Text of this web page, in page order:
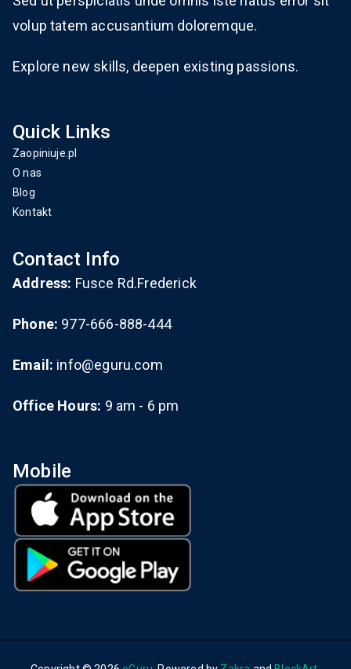
volup tatem accusantium doloremque.
Explore new skills, deepen existing passions.
Quick Links
Zaopiniuje.pl
O nas
Blog
Kontakt
Contact Info
Address: Fusce Rd.Frederick
Phone: 977-666-888-444
Email: info@eguru.com
Office Hours: 9 am - 6 pm
Mobile